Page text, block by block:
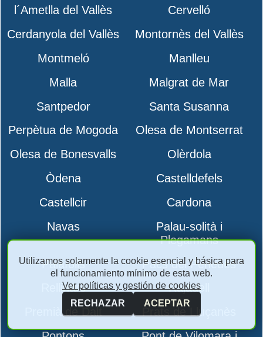
l´Ametlla del Vallès
Cervelló
Cerdanyola del Vallès
Montornès del Vallès
Montmeló
Manlleu
Malla
Malgrat de Mar
Santpedor
Santa Susanna
Perpètua de Mogoda
Olesa de Montserrat
Olesa de Bonesvalls
Olèrdola
Òdena
Castelldefels
Castellcir
Cardona
Navas
Palau-solità i
Plegamans
Palafolls
Pacs del Penedès
Rellinars
Rajadell
Premià de Dalt
Prats de Lluçanès
Utilizamos solamente la cookie esencial y básica para
el funcionamiento mínimo de esta web.
Ver políticas y gestión de cookies
RECHAZAR
ACEPTAR